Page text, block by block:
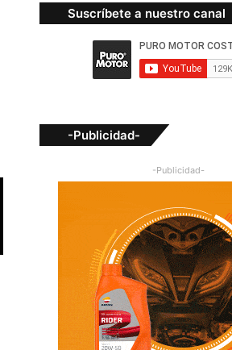
Suscríbete a nuestro canal
-Publicidad-
-Publicidad-